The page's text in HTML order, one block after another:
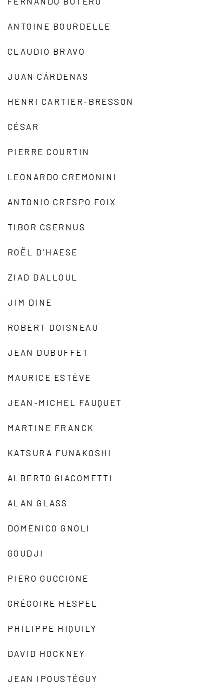
ANTOINE BOURDELLE
CLAUDIO BRAVO
JUAN CÁRDENAS
HENRI CARTIER-BRESSON
CÉSAR
PIERRE COURTIN
LEONARDO CREMONINI
ANTONIO CRESPO FOIX
TIBOR CSERNUS
ROËL D'HAESE
ZIAD DALLOUL
JIM DINE
ROBERT DOISNEAU
JEAN DUBUFFET
MAURICE ESTÈVE
JEAN-MICHEL FAUQUET
MARTINE FRANCK
KATSURA FUNAKOSHI
ALBERTO GIACOMETTI
ALAN GLASS
DOMENICO GNOLI
GOUDJI
PIERO GUCCIONE
GRÉGOIRE HESPEL
PHILIPPE HIQUILY
DAVID HOCKNEY
JEAN IPOUSTÉGUY